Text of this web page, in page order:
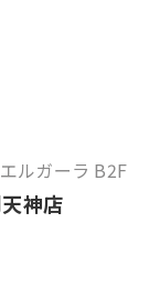
ルガーラ B2F
神店